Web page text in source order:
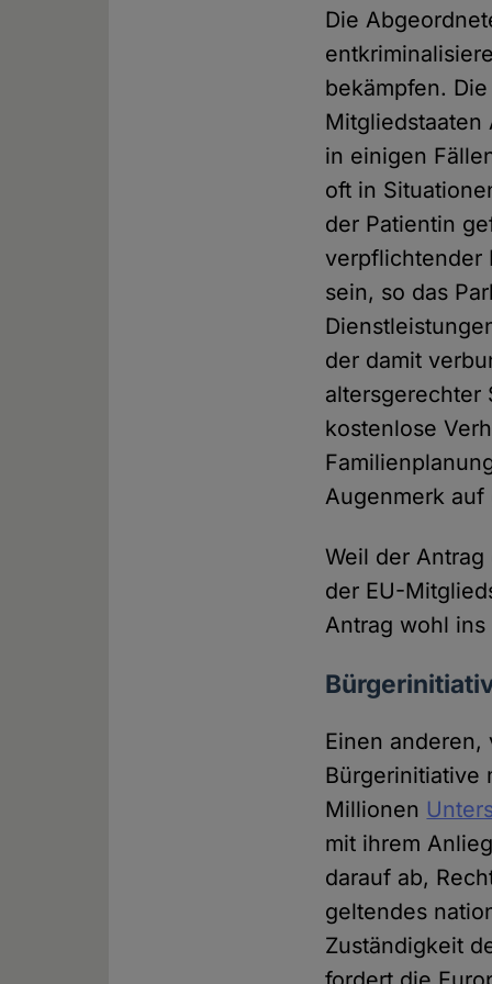
Die
bekämpfen.
in einigen
oft in
der Patientin
verpflichtender
sein, so das
der damit
altersgerechter
kostenlose
Augenmerk auf
Weil der
der EU-
Antrag wohl
Einen
Bürgerinitiative
Millionen
mit ihrem
darauf ab,
geltendes
Zuständigkeit